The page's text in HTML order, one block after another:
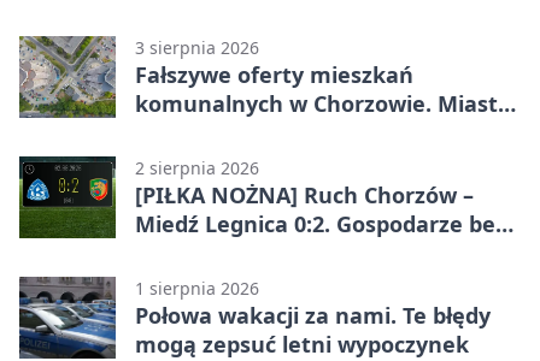
3 sierpnia 2026
Fałszywe oferty mieszkań
komunalnych w Chorzowie. Miasto
2 sierpnia 2026
[PIŁKA NOŻNA] Ruch Chorzów –
Miedź Legnica 0:2. Gospodarze bez
1 sierpnia 2026
Połowa wakacji za nami. Te błędy
mogą zepsuć letni wypoczynek